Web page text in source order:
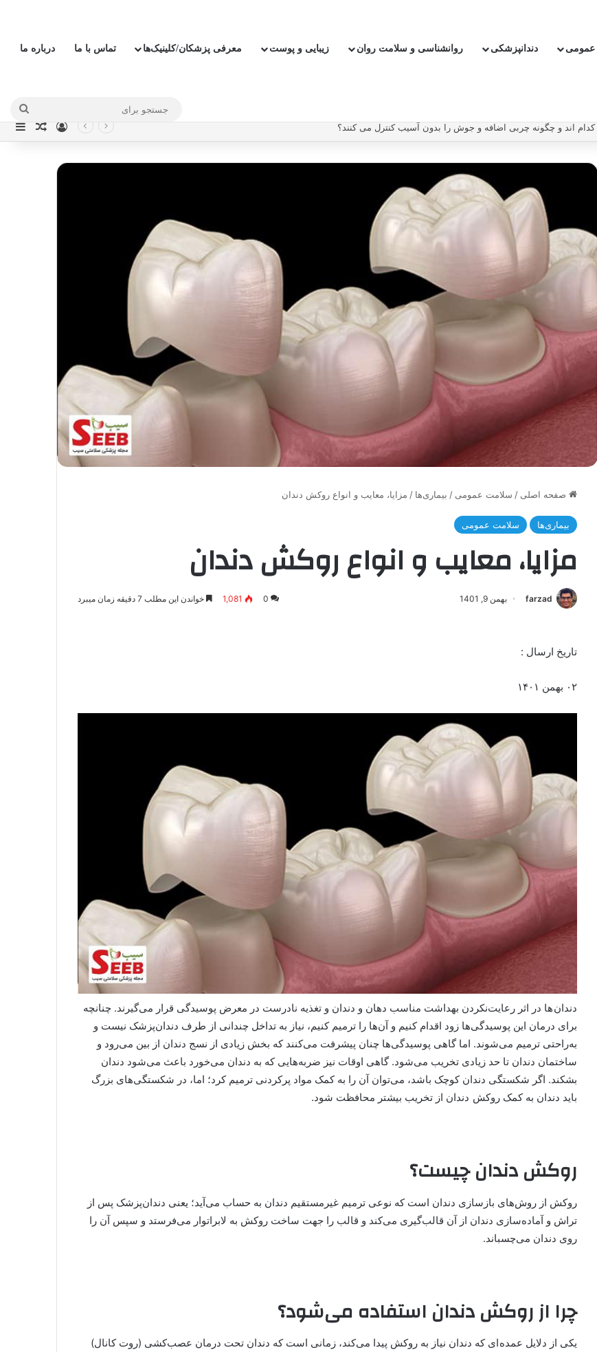
عمومی دندانپزشکی روانشناسی و سلامت روان زیبایی و پوست معرفی پزشکان/کلینیک‌ها تماس با ما درباره ما
برای
ریسک سکته و بیماری قلبی را کاهش دهیم؟ ورودنوشته
صفحه اصلی / سلامت عمومی / بیماری‌ها / مزایا، معایب و انواع روکش دندان
بیماری‌ها سلامت عمومی
مزایا، معایب و انواع روکش دندان
farzad بهمن 9, 1401 0
1,081 خواندن این مطلب 7 دقیقه زمان میبرد
تاریخ ارسال :
۰۲ بهمن ۱۴۰۱
دندان ها در اثر رعايت‌نکردن بهداشت مناسب دهان و دندان و تغذيه نادرست در معرض پوسيدگی قرار می‌گيرند. چنانچه
برای درمان اين پوسيدگی‌ها زود اقدام کنیم و آن‌ها را ترميم كنيم، نياز به تداخل چندانی از طرف دندان‌پزشک نیست و
به‌راحتی ترميم می‌شوند. اما گاهی پوسيدگی‌ها چنان پيشرفت می‌كنند كه بخش زيادی از نسج دندان از بين می‌رود و
ساختمان دندان تا حد زيادی تخريب می‌شود. گاهی اوقات نيز ضربه‌هايی كه به دندان می‌خورد باعث می‌شود دندان
بشكند. اگر شكستگی دندان كوچک باشد، می‌توان آن را به كمک مواد پركردنی ترميم كرد؛ اما، در شكستگی‌های بزرگ
بايد دندان به كمک روکش دندان از تخريب بيشتر محافظت شود.
روکش دندان چیست؟
روکش از روش‌های بازسازی دندان است که نوعی ترميم غيرمستقيم دندان به حساب می‌آيد؛ يعنی دندان‌پزشک پس از
تراش و آماده‌سازی دندان از آن قالب‌گيری می‌کند و قالب را جهت ساخت روکش به لابراتوار می‌فرستد و سپس آن را
روی دندان می‌چسباند.
چرا از روکش دندان استفاده می‌شود؟
يکی از دلايل عمده ای که دندان نياز به روکش پيدا می‌کند، زمانی است که دندان تحت درمان عصب‌کشی (روت کانال)